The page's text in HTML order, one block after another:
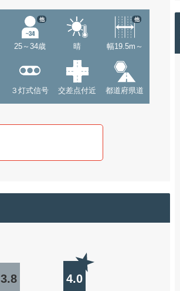
25～34歳
他
晴 幅19.5m～
他
３灯式信号 交差点付近 都道府県道
3.8 4.0